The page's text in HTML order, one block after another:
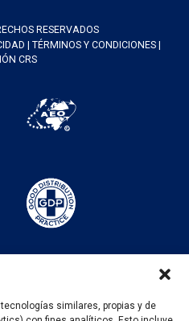
similares, propias y de
RESERVADOS
TÉRMINOS Y CONDICIONES
CRS